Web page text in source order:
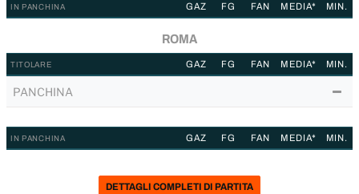
IN PANCHINA GAZ FG FAN MEDIA* MIN.
ROMA
TITOLARE GAZ FG FAN MEDIA* MIN.
PANCHINA
IN PANCHINA GAZ FG FAN MEDIA* MIN.
DETTAGLI COMPLETI DI PARTITA